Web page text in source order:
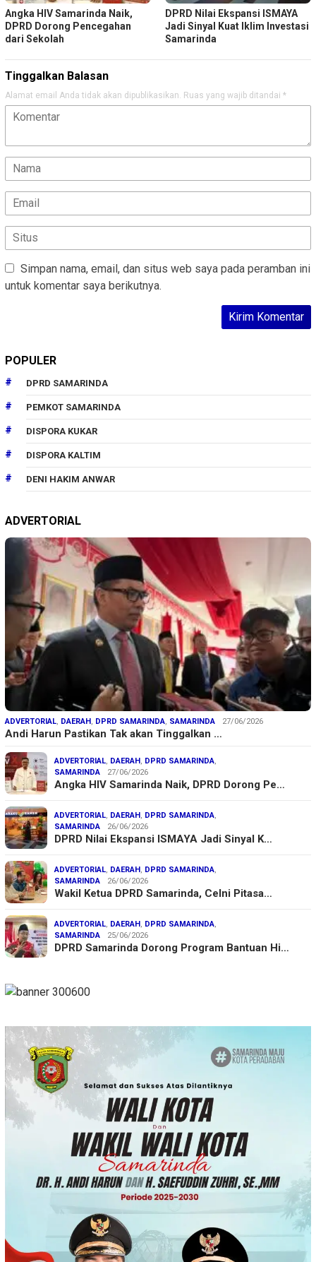
Angka HIV Samarinda Naik,
DPRD Dorong Pencegahan
dari Sekolah
DPRD Nilai Ekspansi ISMAYA
Jadi Sinyal Kuat Iklim Investasi
Samarinda
Tinggalkan Balasan
Alamat email Anda tidak akan dipublikasikan. Ruas yang wajib ditandai *
Simpan nama, email, dan situs web saya pada peramban ini
untuk komentar saya berikutnya.
POPULER
DPRD SAMARINDA
PEMKOT SAMARINDA
DISPORA KUKAR
DISPORA KALTIM
DENI HAKIM ANWAR
ADVERTORIAL
ADVERTORIAL DAERAH DPRD SAMARINDA SAMARINDA 27/06/2026
Andi Harun Pastikan Tak akan Tinggalkan …
ADVERTORIAL DAERAH DPRD SAMARINDA
SAMARINDA
27/06/2026
Angka HIV Samarinda Naik, DPRD Dorong Pe…
ADVERTORIAL DAERAH DPRD SAMARINDA
SAMARINDA
26/06/2026
DPRD Nilai Ekspansi ISMAYA Jadi Sinyal K…
ADVERTORIAL DAERAH DPRD SAMARINDA
SAMARINDA
26/06/2026
Wakil Ketua DPRD Samarinda, Celni Pitasa…
ADVERTORIAL DAERAH DPRD SAMARINDA
SAMARINDA
25/06/2026
DPRD Samarinda Dorong Program Bantuan Hi…